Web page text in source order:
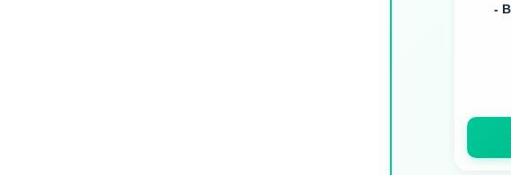
Beef Protein Isolate -